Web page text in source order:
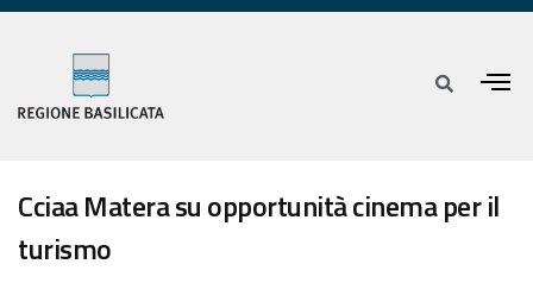
Cciaa Matera su opportunità cinema per il
turismo